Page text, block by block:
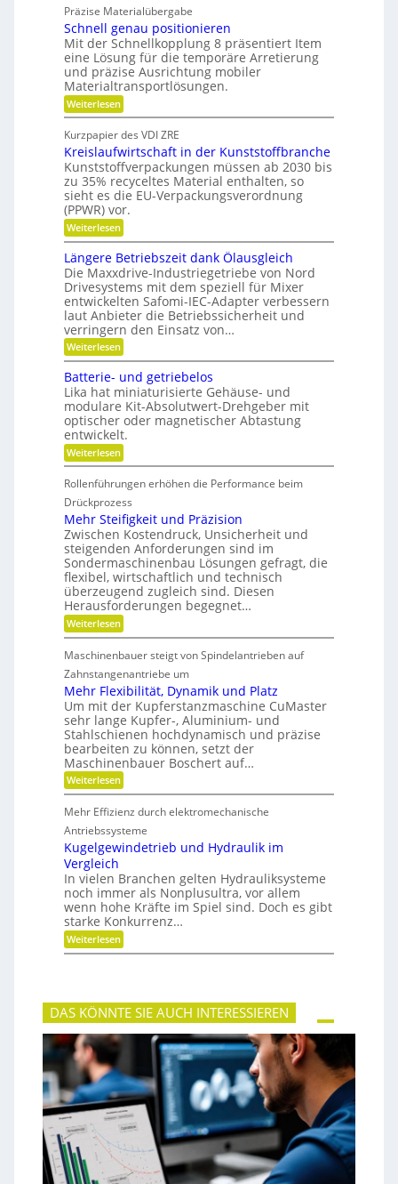
g
e
s
c
h
l
i
f
e
n
s
c
h
e
r
B
e
d
i
e
n
k
n
a
u
f
m
i
t
s
e
c
h
s
F
r
e
h
e
i
s
g
r
a
d
n
r
t
u
n
g
s
f
r
e
e
s
H
y
b
r
i
d
-
K
u
g
e
l
l
a
g
e
r
Präzise Materialübergabe
Schnell genau positionieren
Mit der Schnellkopplung 8 präsentiert Item
eine Lösung für die temporäre Arretierung
und präzise Ausrichtung mobiler
Materialtransportlösungen.
Weiterlesen:
S
h
n
e
l
l
g
e
n
a
u
p
o
s
i
t
i
o
n
i
e
r
e
n
Kurzpapier des VDI ZRE
Kreislaufwirtschaft in der Kunststoffbranche
Kunststoffverpackungen müssen ab 2030 bis
zu 35% recyceltes Material enthalten, so
sieht es die EU-Verpackungsverordnung
(PPWR) vor.
Weiterlesen:
K
r
e
i
s
l
a
u
f
w
i
r
t
s
c
h
a
f
t
n
d
e
r
K
u
n
s
t
s
t
o
f
f
b
r
a
n
c
h
e
Längere Betriebszeit dank Ölausgleich
Die Maxxdrive-Industriegetriebe von Nord
Drivesystems mit dem speziell für Mixer
entwickelten Safomi-IEC-Adapter verbessern
laut Anbieter die Betriebssicherheit und
verringern den Einsatz von…
Weiterlesen:
L
n
g
e
r
e
B
e
t
r
e
b
z
e
i
t
d
a
n
k
l
a
u
s
g
l
e
i
c
h
Batterie- und getriebelos
Lika hat miniaturisierte Gehäuse- und
modulare Kit-Absolutwert-Drehgeber mit
optischer oder magnetischer Abtastung
entwickelt.
Weiterlesen:
B
t
t
e
r
e
-
u
n
d
g
e
t
r
i
e
b
e
l
o
s
Rollenführungen erhöhen die Performance beim
Drückprozess
Mehr Steifigkeit und Präzision
Zwischen Kostendruck, Unsicherheit und
steigenden Anforderungen sind im
Sondermaschinenbau Lösungen gefragt, die
flexibel, wirtschaftlich und technisch
überzeugend zugleich sind. Diesen
Herausforderungen begegnet…
Weiterlesen:
M
h
r
S
t
e
i
f
i
g
k
e
i
t
n
d
r
ä
z
i
s
i
o
n
Maschinenbauer steigt von Spindelantrieben auf
Zahnstangenantriebe um
Mehr Flexibilität, Dynamik und Platz
Um mit der Kupferstanzmaschine CuMaster
sehr lange Kupfer-, Aluminium- und
Stahlschienen hochdynamisch und präzise
bearbeiten zu können, setzt der
Maschinenbauer Boschert auf…
Weiterlesen:
M
h
r
F
l
x
i
b
i
l
i
t
D
y
a
k
u
n
d
P
a
t
z
Mehr Effizienz durch elektromechanische
Antriebssysteme
Kugelgewindetrieb und Hydraulik im
Vergleich
In vielen Branchen gelten Hydrauliksysteme
noch immer als Nonplusultra, vor allem
wenn hohe Kräfte im Spiel sind. Doch es gibt
starke Konkurrenz…
Weiterlesen:
K
l
g
e
w
d
e
t
r
i
b
u
n
DAS KÖNNTE SIE AUCH INTERESSIEREN